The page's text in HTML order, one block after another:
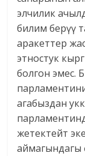
элчилик
билим берүү
аракеттер
этностук
болгон эмес.
агабыздан
жетектейт
аймагындагы